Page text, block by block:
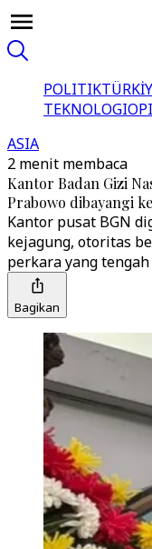
POLITIK
TEKNOLOGI
ASIA
2 menit membaca
Kantor Badan Gizi
Prabowo dibayangi
Kantor pusat BGN
kejagung, otoritas
perkara yang
Bagikan